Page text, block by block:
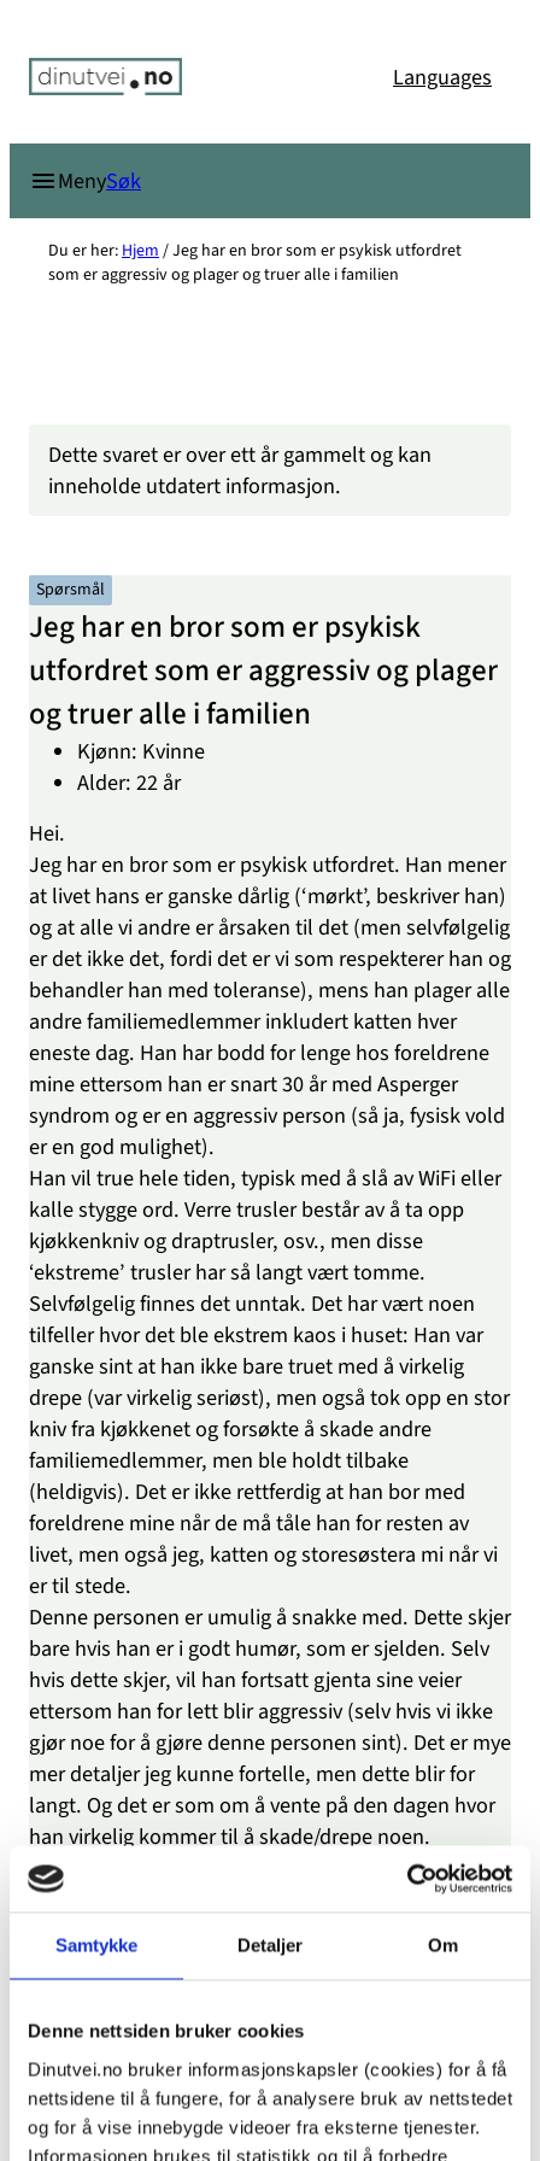
Samtykke Detaljer Om
Denne nettsiden bruker cookies
Dinutvei.no bruker informasjonskapsler (cookies) for å få
nettsidene til å fungere, for å analysere bruk av nettstedet
og for å vise innebygde videoer fra eksterne tjenester.
Informasjonen brukes til statistikk og til å forbedre
innhold
Languages
MenySøk
Du er her: Hjem /Jeg har en bror som er psykisk utfordret
som er aggressiv og plager og truer alle i familien
Dette svaret er over ett år gammelt og kan
inneholde utdatert informasjon.
Spørsmål
Jeg har en bror som er psykisk
utfordret som er aggressiv og plager
og truer alle i familien
Kjønn: Kvinne
Alder: 22 år
Hei.
Jeg har en bror som er psykisk utfordret. Han mener
at livet hans er ganske dårlig (‘mørkt’, beskriver han)
og at alle vi andre er årsaken til det (men selvfølgelig
er det ikke det, fordi det er vi som respekterer han og
behandler han med toleranse), mens han plager alle
andre familiemedlemmer inkludert katten hver
eneste dag. Han har bodd for lenge hos foreldrene
mine ettersom han er snart 30 år med Asperger
syndrom og er en aggressiv person (så ja, fysisk vold
er en god mulighet).
Han vil true hele tiden, typisk med å slå av WiFi eller
kalle stygge ord. Verre trusler består av å ta opp
kjøkkenkniv og draptrusler, osv., men disse
‘ekstreme’ trusler har så langt vært tomme.
Selvfølgelig finnes det unntak. Det har vært noen
tilfeller hvor det ble ekstrem kaos i huset: Han var
ganske sint at han ikke bare truet med å virkelig
drepe (var virkelig seriøst), men også tok opp en stor
kniv fra kjøkkenet og forsøkte å skade andre
familiemedlemmer, men ble holdt tilbake
(heldigvis). Det er ikke rettferdig at han bor med
foreldrene mine når de må tåle han for resten av
livet, men også jeg, katten og storesøstera mi når vi
er til stede.
Denne personen er umulig å snakke med. Dette skjer
bare hvis han er i godt humør, som er sjelden. Selv
hvis dette skjer, vil han fortsatt gjenta sine veier
ettersom han for lett blir aggressiv (selv hvis vi ikke
gjør noe for å gjøre denne personen sint). Det er mye
mer detaljer jeg kunne fortelle, men dette blir for
langt. Og det er som om å vente på den dagen hvor
han virkelig kommer til å skade/drepe noen.
Jeg har vurdert i mange tilfeller om jeg skal ringe
politiet, men ‘hva kan de gjøre’ er noe jeg spør meg
selv. Da vil broren min få vite og gjøre noe dramatisk,
kanskje som å knuse datamaskinen min (han har
politiet om han). Jeg skjønner ikke hvorfor vi må tåle
han hele tiden; Det er han som virkelig er unormal i
huset og ødelegger for alle andre. Så jeg vet ikke hva
jeg skal gjøre. Hva kan foreldrene mine gjøre? Hva
kan politiet gjøre? Jeg er ganske frustrert!